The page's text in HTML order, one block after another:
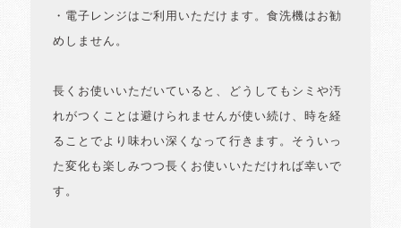
・電子レンジはご利用いただけます。食洗機はお勧
めしません。
長くお使いいただいていると、どうしてもシミや汚
れがつくことは避けられませんが使い続け、時を経
ることでより味わい深くなって行きます。そういっ
た変化も楽しみつつ長くお使いいただければ幸いで
す。